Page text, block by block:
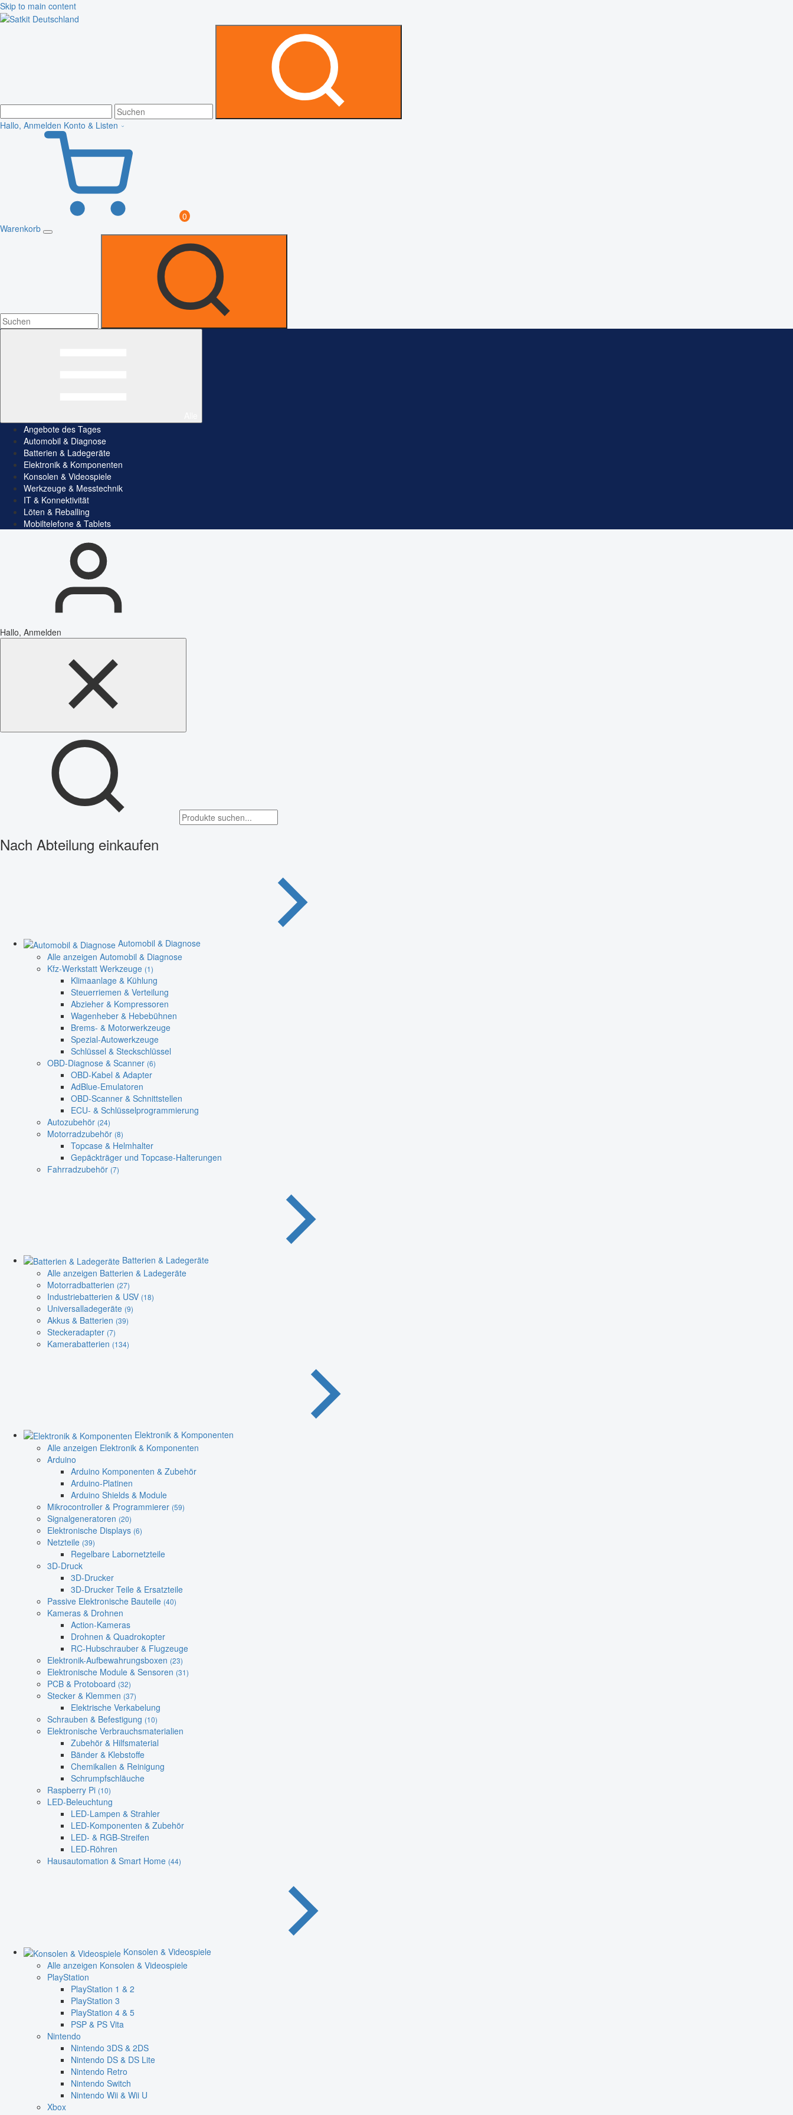
Skip to main content
Hallo, Anmelden Konto & Listen
0
Warenkorb
Angebote des Tages
Automobil & Diagnose
Batterien & Ladegeräte
Elektronik & Komponenten
Konsolen & Videospiele
Werkzeuge & Messtechnik
IT & Konnektivität
Löten & Reballing
Mobiltelefone & Tablets
Hallo, Anmelden
Nach Abteilung einkaufen
Automobil & Diagnose
Alle anzeigen Automobil & Diagnose
Kfz-Werkstatt Werkzeuge (1)
Klimaanlage & Kühlung
Steuerriemen & Verteilung
Abzieher & Kompressoren
Wagenheber & Hebebühnen
Brems- & Motorwerkzeuge
Spezial-Autowerkzeuge
Schlüssel & Steckschlüssel
OBD-Diagnose & Scanner (6)
OBD-Kabel & Adapter
AdBlue-Emulatoren
OBD-Scanner & Schnittstellen
ECU- & Schlüsselprogrammierung
Autozubehör (24)
Motorradzubehör (8)
Topcase & Helmhalter
Gepäckträger und Topcase-Halterungen
Fahrradzubehör (7)
Batterien & Ladegeräte
Alle anzeigen Batterien & Ladegeräte
Motorradbatterien (27)
Industriebatterien & USV (18)
Universalladegeräte (9)
Akkus & Batterien (39)
Steckeradapter (7)
Kamerabatterien (134)
Elektronik & Komponenten
Alle anzeigen Elektronik & Komponenten
Arduino
Arduino Komponenten & Zubehör
Arduino-Platinen
Arduino Shields & Module
Mikrocontroller & Programmierer (59)
Signalgeneratoren (20)
Elektronische Displays (6)
Netzteile (39)
Regelbare Labornetzteile
3D-Druck
3D-Drucker
3D-Drucker Teile & Ersatzteile
Passive Elektronische Bauteile (40)
Kameras & Drohnen
Action-Kameras
Drohnen & Quadrokopter
RC-Hubschrauber & Flugzeuge
Elektronik-Aufbewahrungsboxen (23)
Elektronische Module & Sensoren (31)
PCB & Protoboard (32)
Stecker & Klemmen (37)
Elektrische Verkabelung
Schrauben & Befestigung (10)
Elektronische Verbrauchsmaterialien
Zubehör & Hilfsmaterial
Bänder & Klebstoffe
Chemikalien & Reinigung
Schrumpfschläuche
Raspberry Pi (10)
LED-Beleuchtung
LED-Lampen & Strahler
LED-Komponenten & Zubehör
LED- & RGB-Streifen
LED-Röhren
Hausautomation & Smart Home (44)
Konsolen & Videospiele
Alle anzeigen Konsolen & Videospiele
PlayStation
PlayStation 1 & 2
PlayStation 3
PlayStation 4 & 5
PSP & PS Vita
Nintendo
Nintendo 3DS & 2DS
Nintendo DS & DS Lite
Nintendo Retro
Nintendo Switch
Nintendo Wii & Wii U
Xbox